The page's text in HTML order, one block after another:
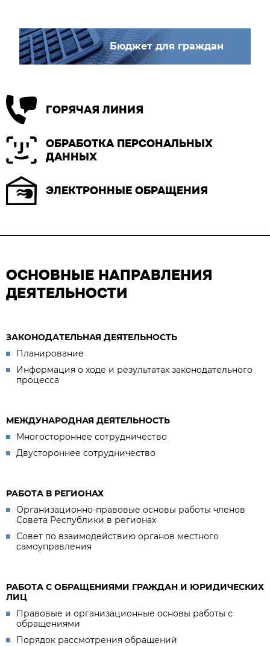
Бюджет для граждан
ГОРЯЧАЯ ЛИНИЯ
ОБРАБОТКА ПЕРСОНАЛЬНЫХ
ДАННЫХ
ЭЛЕКТРОННЫЕ ОБРАЩЕНИЯ
ОСНОВНЫЕ НАПРАВЛЕНИЯ
ДЕЯТЕЛЬНОСТИ
ЗАКОНОДАТЕЛЬНАЯ ДЕЯТЕЛЬНОСТЬ
Планирование
Информация о ходе и результатах законодательного
процесса
МЕЖДУНАРОДНАЯ ДЕЯТЕЛЬНОСТЬ
Многостороннее сотрудничество
Двустороннее сотрудничество
РАБОТА В РЕГИОНАХ
Организационно-правовые основы работы членов
Совета Республики в регионах
Совет по взаимодействию органов местного
самоуправления
РАБОТА С ОБРАЩЕНИЯМИ ГРАЖДАН И ЮРИДИЧЕСКИХ
ЛИЦ
Правовые и организационные основы работы с
обращениями
Порядок рассмотрения обращений